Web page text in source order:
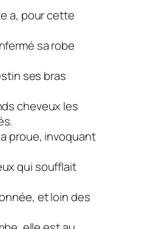
a, pour cette
sa robe
ses bras
cheveux les
proue, invoquant
qui soufflait
et loin des